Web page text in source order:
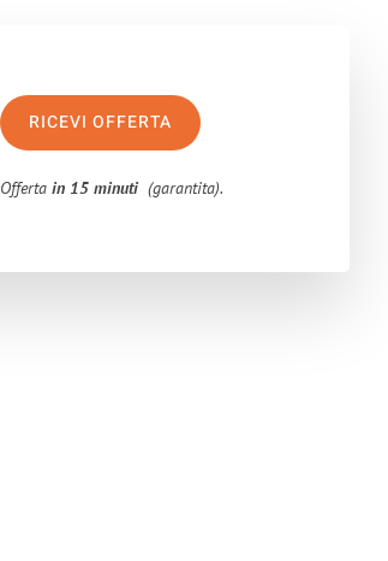
RICEVI OFFERTA
Offertain 15 minuti (garantita).